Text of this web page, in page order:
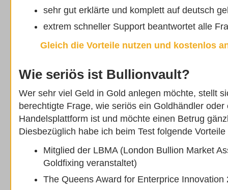
sehr gut erklärte und komplett auf deutsch
extrem schneller Support beantwortet alle
Gleich die Vorteile nutzen und kostenlos
Wie seriös ist Bullionvault?
Wer sehr viel Geld in Gold anlegen möchte, stellt
berechtigte Frage, wie seriös ein Goldhändler oder
Handelsplattform ist und möchte einen Betrug
Diesbezüglich habe ich beim Test folgende
Mitglied der LBMA (London Bullion Market
Goldfixing veranstaltet)
The Queens Award for Enterprice Innovation